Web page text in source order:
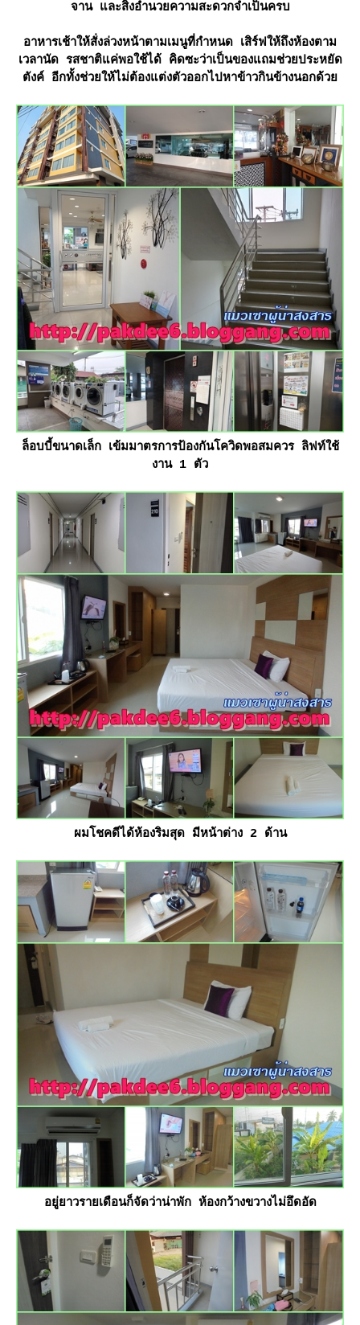
จาน และสิ่งอำนวยความสะดวกจำเป็นครบ
อาหารเช้าให้สั่งล่วงหน้าตามเมนูที่กำหนด เสิร์ฟให้ถึงห้องตาม
เวลานัด รสชาติแค่พอใช้ได้ คิดซะว่าเป็นของแถมช่วยประหยัด
ตังค์ อีกทั้งช่วยให้ไม่ต้องแต่งตัวออกไปหาข้าวกินข้างนอกด้ว
ล็อบบี้ขนาดเล็ก เข้มมาตรการป้องกันโควิดพอสมควร ลิฟท์ใช้
งาน 1 ตัว
ผมโชคดีได้ห้องริมสุด มีหน้าต่าง 2 ด้าน
อยู่ยาวรายเดือนก็จัดว่าน่าพัก ห้องกว้างขวางไม่อึดอัด